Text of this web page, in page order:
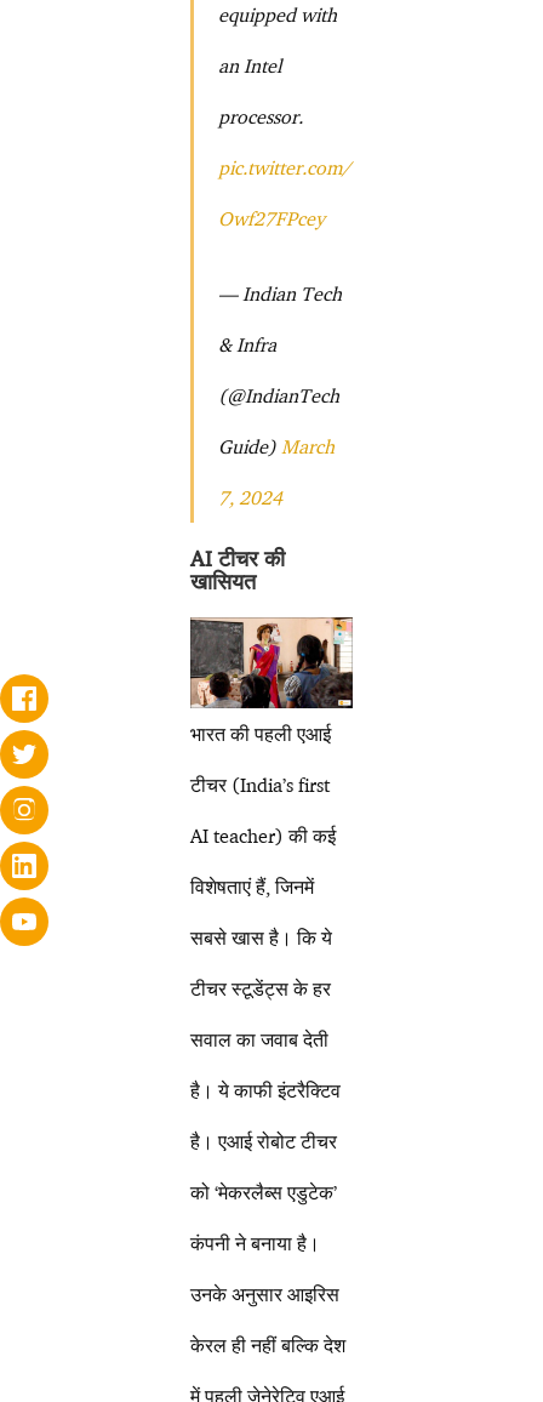
equipped with
an Intel
processor.
pic.twitter.com/
Owf27FPcey
— Indian Tech
& Infra
(@IndianTech
Guide) March
7, 2024
AI टीचर की
खासियत
भारत की पहली एआई
टीचर (India’s first
AI teacher) की कई
विशेषताएं हैं, जिनमें
सबसे खास है। कि ये
टीचर स्टूडेंट्स के हर
सवाल का जवाब देती
है। ये काफी इंटरैक्टिव
है। एआई रोबोट टीचर
को ‘मेकरलैब्स एडुटेक’
कंपनी ने बनाया है।
उनके अनुसार आइरिस
केरल ही नहीं बल्कि देश
में पहली जेनेरेटिव एआई